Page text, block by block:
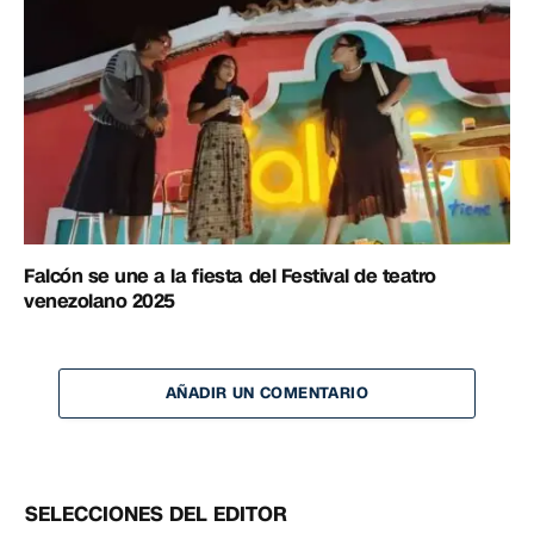
Falcón se une a la fiesta del Festival de teatro
venezolano 2025
AÑADIR UN COMENTARIO
SELECCIONES DEL EDITOR